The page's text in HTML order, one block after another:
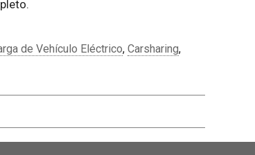
de Vehículo Eléctrico, Carsharing,